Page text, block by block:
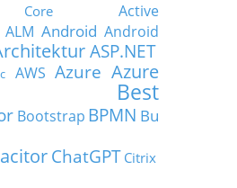
Active
ALM Android Android
ASP.NET
AWS Azure Azure
Best
Bootstrap BPMN Bu
ChatGPT Citrix